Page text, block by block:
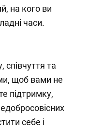
на кого ви
часи.
співчуття та
щоб вами не
підтримку,
себе і